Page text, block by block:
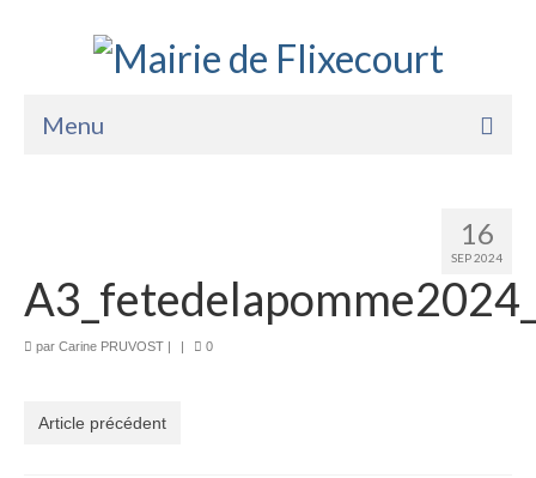
Menu
Vie Pratique
Services
Sports Loisirs et Culture
16
SEP 2024
par Carine PRUVOST | | 0
Article précédent